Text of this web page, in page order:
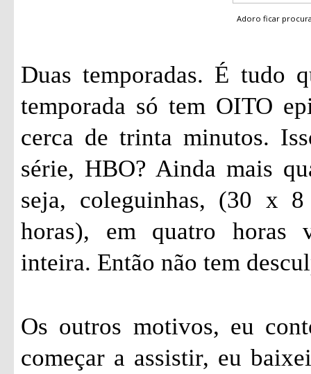
Adoro ficar
Duas temporadas. É tudo
temporada só tem OITO
cerca de trinta minutos.
série, HBO? Ainda mais
seja, coleguinhas, (30 x
horas), em quatro horas
inteira. Então não tem
Os outros motivos, eu
começar a assistir, eu